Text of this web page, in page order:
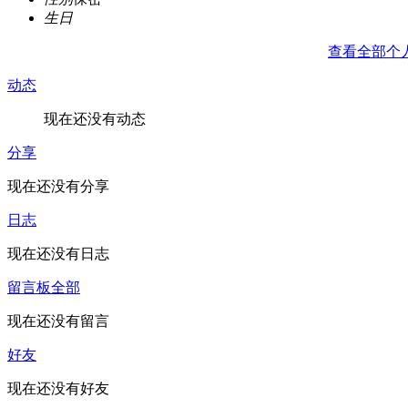
生日
查看全部个
动态
现在还没有动态
分享
现在还没有分享
日志
现在还没有日志
留言板全部
现在还没有留言
好友
现在还没有好友